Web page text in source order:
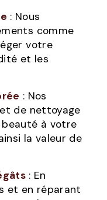
: Nous
comme
votre
et les
: Nos
de nettoyage
à votre
la valeur de
: En
et en réparant